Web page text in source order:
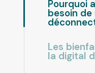
Pourquoi
besoin de
Les
la digital